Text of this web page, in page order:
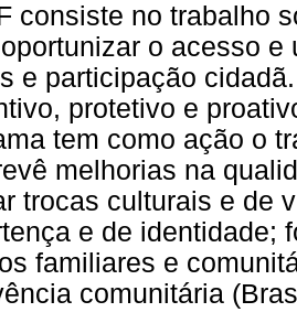
consiste no trabalho
o acesso
e participação
protetivo e
tem como ação o
melhorias na
trocas culturais e de
e de identidade;
familiares e
comunitária